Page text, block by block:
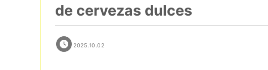
de cervezas dulces
2025.10.02